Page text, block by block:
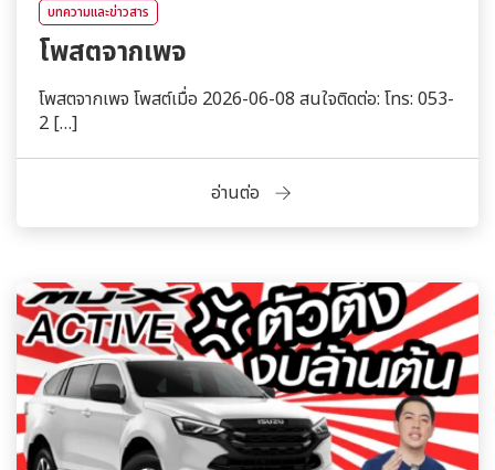
บทความและข่าวสาร
โพสตจากเพจ
โพสตจากเพจ โพสต์เมื่อ 2026-06-08 สนใจติดต่อ: โทร: 053-
2 […]
อ่านต่อ